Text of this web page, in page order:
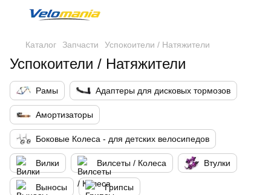
Каталог Запчасти Успокоители / Натяжители
Успокоители / Натяжители
Рамы Адаптеры для дисковых тормозов
Амортизаторы
Боковые Колеса - для детских велосипедов
Вилки Вилсеты / Колеса Втулки
Выносы Грипсы